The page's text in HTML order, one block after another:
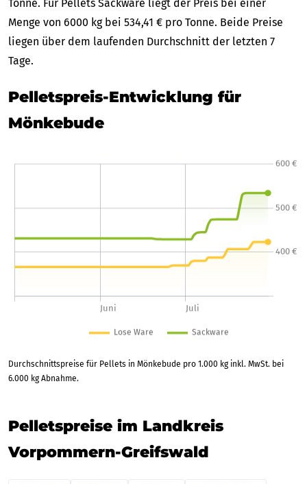
Tonne. Für Pellets Sackware liegt der Preis bei einer
Menge von 6000 kg bei 534,41 € pro Tonne. Beide Preise
liegen über dem laufenden Durchschnitt der letzten 7
Tage.
Pelletspreis-Entwicklung für
Mönkebude
Durchschnittspreise für Pellets in Mönkebude pro 1.000 kg inkl. MwSt. bei
6.000 kg Abnahme.
Pelletspreise im Landkreis
Vorpommern-Greifswald